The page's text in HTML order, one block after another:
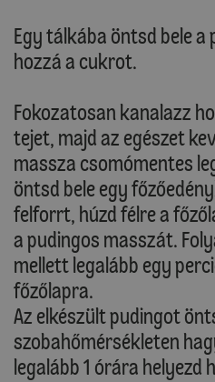
Egy tálkába öntsd bele
hozzá a cukrot.
Fokozatosan kanalazz
tejet, majd az egészet
massza csomómentes
öntsd bele egy
felforrt, húzd félre a
a pudingos masszát.
mellett legalább egy
főzőlapra.
Az elkészült pudingot
szobahőmérsékleten
legalább 1 órára helyezd